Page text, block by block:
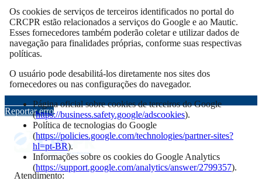
Reportar erro
Atendimento:
Os cookies de serviços de terceiros identificados no portal do
CRCPR estão relacionados a serviços do Google e ao Mautic.
Esses fornecedores também poderão coletar e utilizar dados de
navegação para finalidades próprias, conforme suas respectivas
políticas.
O usuário pode desabilitá-los diretamente nos sites dos
fornecedores ou nas configurações do navegador.
Página oficial sobre cookies de terceiros do Google
(https://business.safety.google/adscookies).
Política de tecnologias do Google
(https://policies.google.com/technologies/partner-sites?
hl=pt-BR).
Informações sobre os cookies do Google Analytics
(https://support.google.com/analytics/answer/2799357).